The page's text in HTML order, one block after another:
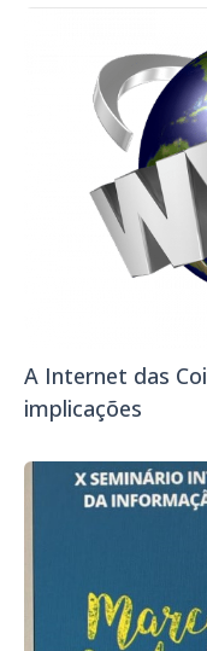
A Internet das
implicações